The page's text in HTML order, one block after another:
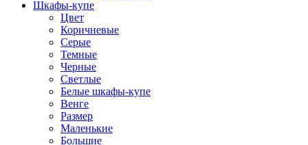
Шкафы-купе
Цвет
Коричневые
Серые
Темные
Черные
Светлые
Белые шкафы-купе
Венге
Размер
Маленькие
Большие